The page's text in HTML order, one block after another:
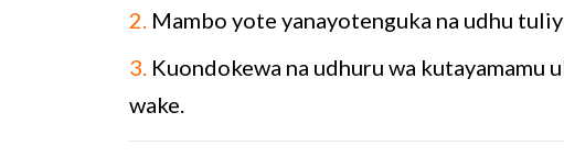
2. Mambo yote yanayotenguka na udhu
3. Kuondokewa na udhuru wa kutayamamu
wake.